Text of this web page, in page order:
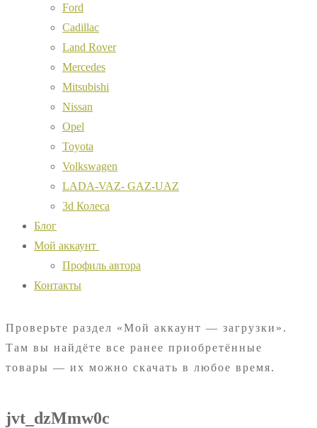
Ford
Cadillac
Land Rover
Mercedes
Mitsubishi
Nissan
Opel
Toyota
Volkswagen
LADA-VAZ- GAZ-UAZ
3d Колеса
Блог
Мой аккаунт
Профиль автора
Контакты
Проверьте раздел «Мой аккаунт — загрузки».
Там вы найдёте все ранее приобретённые
товары — их можно скачать в любое время.
jvt_dzMmw0c